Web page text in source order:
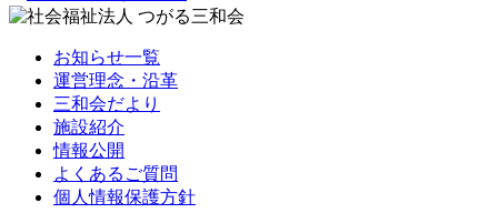
お知らせ一覧
運営理念・沿革
三和会だより
施設紹介
情報公開
よくあるご質問
個人情報保護方針